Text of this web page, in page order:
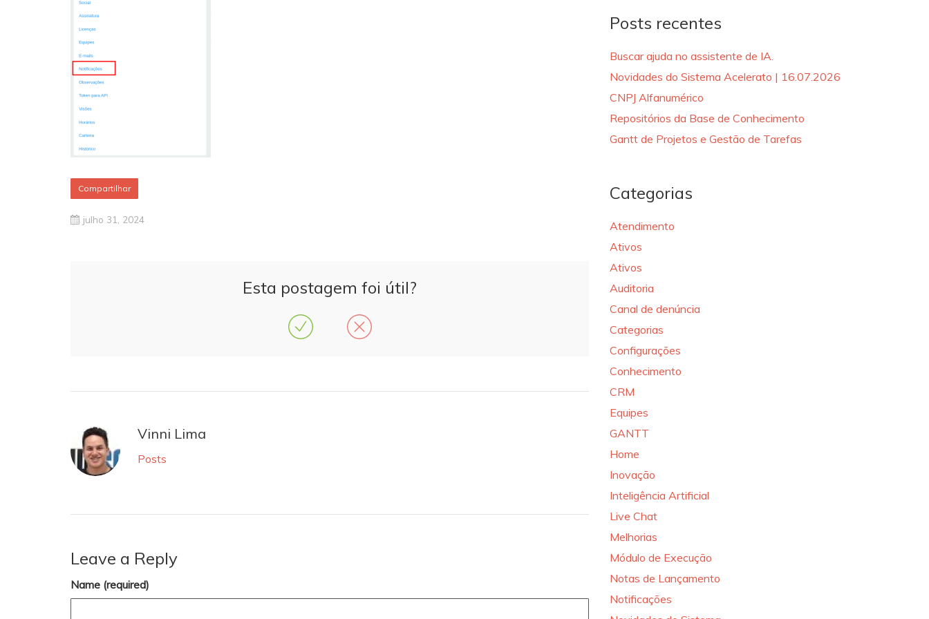
Compartilhar
julho 31, 2024
Esta postagem foi útil?
Vinni Lima
Posts
Leave a Reply
Name (required)
Posts recentes
Buscar ajuda no assistente de IA.
Novidades do Sistema Acelerato | 16.07.2026
CNPJ Alfanumérico
Repositórios da Base de Conhecimento
Gantt de Projetos e Gestão de Tarefas
Categorias
Atendimento
Ativos
Ativos
Auditoria
Canal de denúncia
Categorias
Configurações
Conhecimento
CRM
Equipes
GANTT
Home
Inovação
Inteligência Artificial
Live Chat
Melhorias
Módulo de Execução
Notas de Lançamento
Notificações